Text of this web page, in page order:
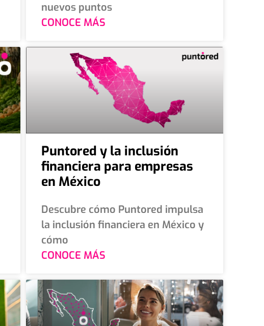
nuevos puntos
CONOCE MÁS
Puntored y la inclusión
financiera para empresas
en México
Descubre cómo Puntored impulsa
la inclusión financiera en México y
cómo
CONOCE MÁS